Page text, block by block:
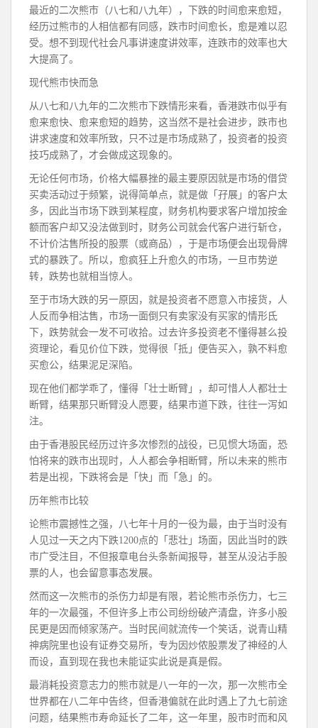
最近的二次熊市（八七和八九年），下跌的时间愈来愈短，
经历过熊市的人相信都有同感，跌市时间愈长，愈是难以忍
受。想不到现代社会凡事讲速度讲效率，连跌市的效率也大
大提高了。
现代熊市快而急
从八七和八九年的二次熊市下跌情形来看，香港跌市似乎有
愈来愈快、愈来愈短的趋势，这当然不是社会进步，跌市也
讲求速度和效率所致，只不过是市场成熟了，投资者的投资
技巧成熟了，才会做成这现象的。
无论任何市场，价格大幅暴挫的最主要原因就是市场的借贷
买卖活动过于频繁，说得简单点，就是做「孖展」的客户太
多，因此当市场下跌到某程度，财务机构要求客户增加按金
额而客户却又没法做到时，财务公司就会代客户进行斩仓，
不计价沽售所投的股票（或商品），于是市场便会出现骨牌
式的暴跌了。所以，愈疯狂上升愈久的市场，一旦市势逆
转，跌势也就相当惊人。
至于市场大跌的另一原因，就是投资者不愿意入市接货，人
人反而争相沽售，市场一面倒只有卖家没有买家的情形氐
下，跌势就会一发不可收拾。过去许多投资老不懂得甚么投
资理论，看见价位下跌，觉得很「抵」便告买入，孰不料愈
买愈公，结果泥足深陷。
现在他们都学乖了，懂得「壮士断臂」，却可惜人人都壮士
断臂，结果那只断臂没人愿要，结果市道下跌，往往一泻如
注。
由于香港股民经历过许多次惨烈的战役，已见惯大场面，恐
怕将来的跌市出现时，人人都会争相断臂，所以未来的熊市
若是出视，下跌将会是「快」而「急」的。
历年熊市比较
论熊市震撼性之强，八七年十月的一役为最，由于当时没有
人见过一天之内下跌1200点的「悲壮」场面，因此当时的跌
市广受注目，不但报章电台头条新闻报导，甚至从没沾手股
票的人，也会留意事态发展。
然而这一次熊市的杀伤力却是有限，若论熊市杀伤力，七三
年的一次最强，不但许多上市公司纷纷破产清盘，许多小股
民更是因而倾家荡产。当时民间就流传一个笑话，说青山精
神病院里也设有证券交易所，专为因炒侬股票发了神经的人
而设，直到现在我也未能证实此说是真是假。
最消耗投资意志力的熊市就是八一年的一次，那一次熊市全
世界都在八二年中告终，但香港偏就在此时遇上了九七前途
问题，结果熊市寿命延长了二年，这一年里，股市时而和风